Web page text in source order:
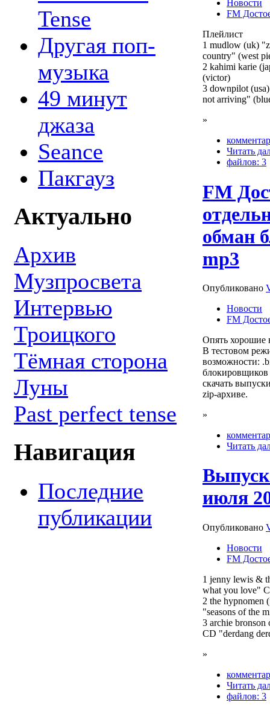
Tense
Другая поп-
музыка
49 минут
джаза
Seance
Пакгауз
Актуально
Архив
Музпросвета
Интервью
Троицкого
Тёмная сторона
Луны
Past perfect tense
Навигация
Последние
публикации
Новости
FM
Плейлист
1 mudlow (uk)
country" (west
2 kahimi karie
(victor)
3 downpilot
not arriving"
»
Читать
файлов: 3
FM
обман
mp3
Опубликовано
Новости
FM
Опять хорошие
В тестовом
возможности:
блокировщиков
скачать
zip-архиве.
»
Читать
июля
Опубликовано
Новости
FM
1 jenny lewis &
what you love"
2 the hypnomen
"seasons of the
3 archie
CD "derdang
»
Читать
файлов: 3